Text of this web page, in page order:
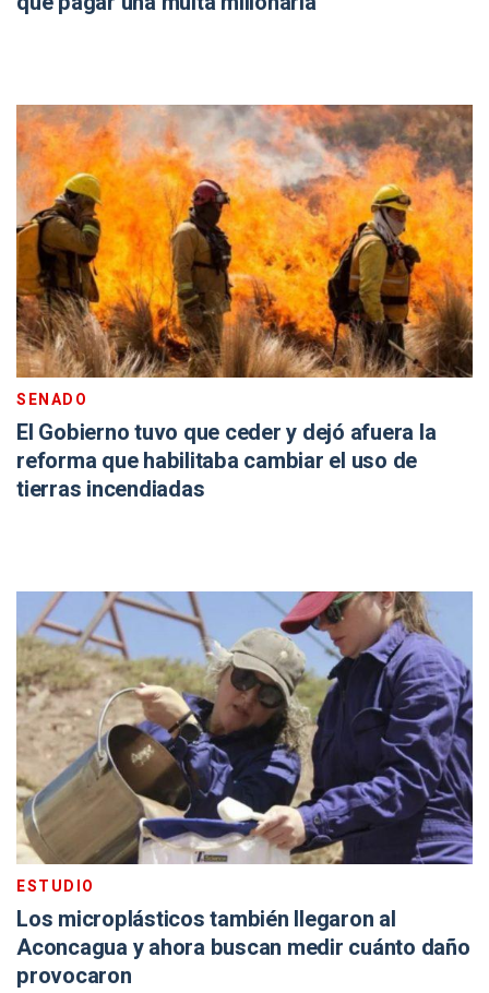
SENADO
El Gobierno tuvo que ceder y dejó afuera la
reforma que habilitaba cambiar el uso de
tierras incendiadas
ESTUDIO
Los microplásticos también llegaron al
Aconcagua y ahora buscan medir cuánto daño
provocaron